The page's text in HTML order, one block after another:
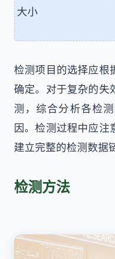
大小
检测项目的选择应根
确定。对于复杂的失
测，综合分析各检
因。检测过程中应注
建立完整的检测数据
检测方法